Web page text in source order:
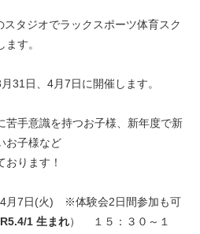
タジオでラックスポーツ体育スク
す。
31日、4月7日に開催します。
苦手意識を持つお子様、新年度で新
お子様など
おります！
7日(火) ※体験会2日間参加も可
1 生まれ） １５：３０～１